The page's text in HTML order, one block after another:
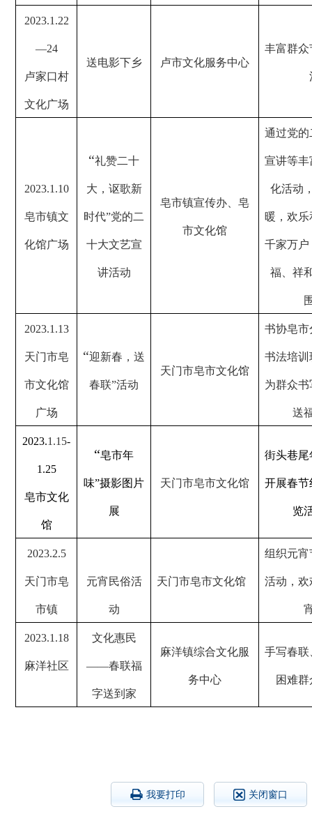
2023.1.22
—24
卢家口村
文化广场
送电影下乡 卢市文化服务中心
丰富群众
2023.1.10
皂市镇文
化馆广场
“礼赞二十
大，讴歌新
时代”党的二
十大文艺宣
讲活动
皂市镇宣传办、皂
市文化馆
通过党的
宣讲等丰
化活动
暖，欢
千家万户
福、祥
2023.1.13
天门市皂
市文化馆
广场
“迎新春，送
春联”活动
天门市皂市文化馆
书协皂市
书法培训
为群众
送
2023.1.15-
1.25
皂市文化
馆
“皂市年
味”摄影图片
展
天门市皂市文化馆
街头巷尾
开展春节
览
2023.2.5
天门市皂
市镇
元宵民俗活
动
天门市皂市文化馆
组织元宵
活动，欢
2023.1.18
麻洋社区
文化惠民
——春联福
字送到家
麻洋镇综合文化服
务中心
手写春联
困难
我要打印 关闭窗口